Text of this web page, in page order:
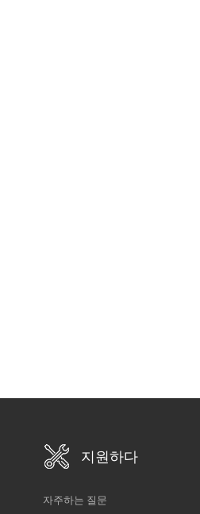
지원하다
자주하는 질문